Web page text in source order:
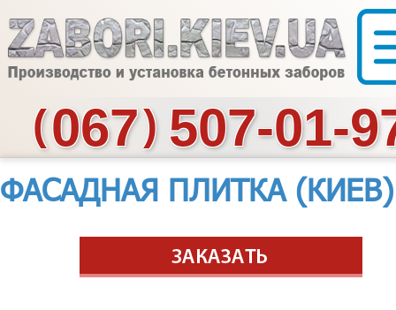
(
067
) 507-01-
ФАСАДНАЯ ПЛИТКА (КИЕВ)